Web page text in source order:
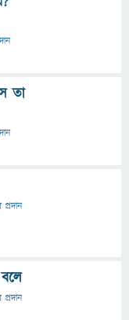
তা
প্রদান
প্রদান